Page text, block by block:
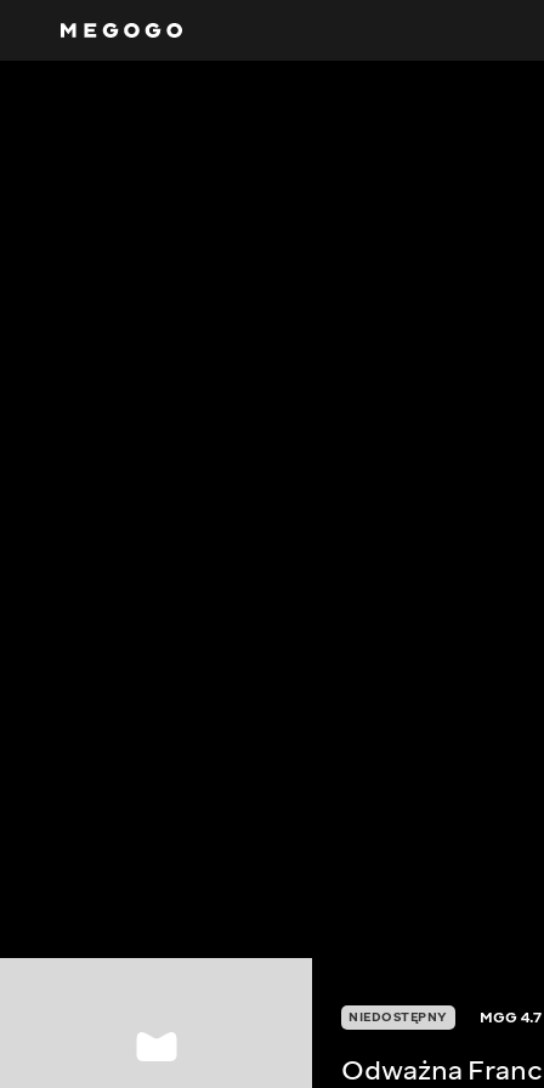
NIEDOSTĘPNY MGG4.7
Odważna